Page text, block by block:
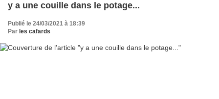
y a une couille dans le potage...
Publié le 24/03/2021 à 18:39
Par les cafards